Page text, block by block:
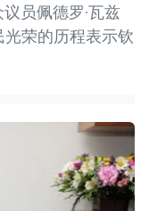
员佩德罗·瓦兹
光荣的历程表示钦